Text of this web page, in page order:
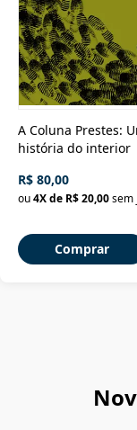
A Coluna Prestes:
história do interior
R$ 80,00
ou4X de R$ 20,00sem
Comprar